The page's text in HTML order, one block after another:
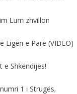
Lum zhvillon
Ligën e Parë (VIDEO)
Shkëndijës!
1 i Strugës,